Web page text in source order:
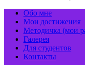
Обо мне
Мои достижения
Методичка (мои
Галерея
Для студентов
Контакты